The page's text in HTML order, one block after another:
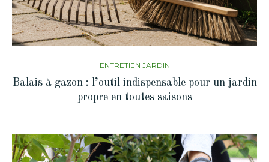
ENTRETIEN JARDIN
Balais à gazon : l’outil indispensable pour un jardin
propre en toutes saisons